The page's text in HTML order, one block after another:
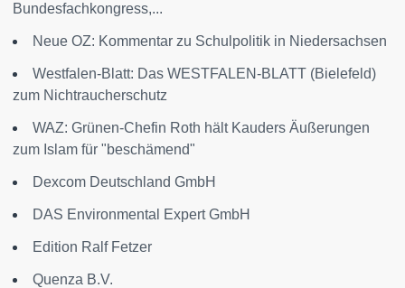
Bundesfachkongress,...
Neue OZ: Kommentar zu Schulpolitik in Niedersachsen
Westfalen-Blatt: Das WESTFALEN-BLATT (Bielefeld)
zum Nichtraucherschutz
WAZ: Grünen-Chefin Roth hält Kauders Äußerungen
zum Islam für "beschämend"
Dexcom Deutschland GmbH
DAS Environmental Expert GmbH
Edition Ralf Fetzer
Quenza B.V.